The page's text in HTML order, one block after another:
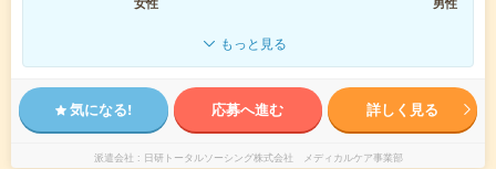
もっと見る
気になる! 応募へ進む 詳しく見る
派遣会社 日研トータルソーシング株式会社 メディカルケア事業部